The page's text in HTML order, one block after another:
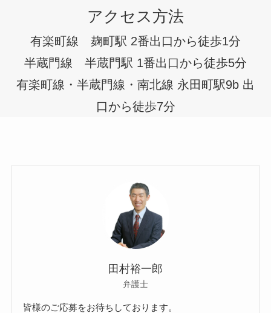
アクセス方法
有楽町線 麹町駅 2番出口から徒歩1分
半蔵門線 半蔵門駅 1番出口から徒歩5分
有楽町線・半蔵門線・南北線 永田町駅9b 出
口から徒歩7分
田村裕一郎
弁護士
皆様のご応募をお待ちしております。